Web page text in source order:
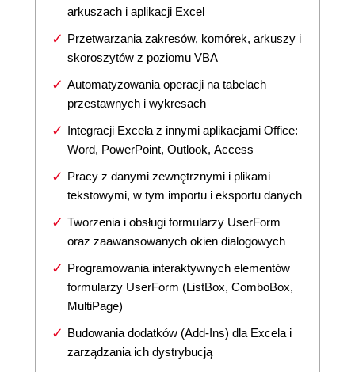
arkuszach i aplikacji Excel
Przetwarzania zakresów, komórek, arkuszy i
skoroszytów z poziomu VBA
Automatyzowania operacji na tabelach
przestawnych i wykresach
Integracji Excela z innymi aplikacjami Office:
Word, PowerPoint, Outlook, Access
Pracy z danymi zewnętrznymi i plikami
tekstowymi, w tym importu i eksportu danych
Tworzenia i obsługi formularzy UserForm
oraz zaawansowanych okien dialogowych
Programowania interaktywnych elementów
formularzy UserForm (ListBox, ComboBox,
MultiPage)
Budowania dodatków (Add-Ins) dla Excela i
zarządzania ich dystrybucją